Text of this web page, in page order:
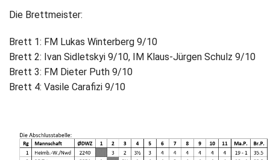
Die Brettmeister:
Brett 1: FM Lukas Winterberg 9/10
Brett 2: Ivan Sidletskyi 9/10, IM Klaus-Jürgen Schulz 9/10
Brett 3: FM Dieter Puth 9/10
Brett 4: Vasile Carafizi 9/10